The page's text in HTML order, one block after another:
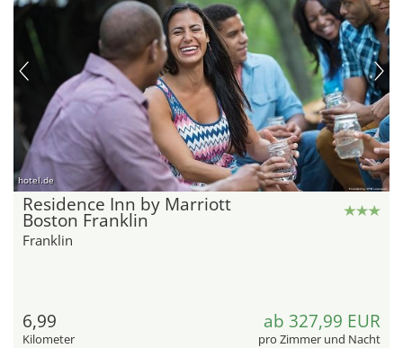
hotel.de
Residence Inn by Marriott
Boston Franklin
Franklin
6,99
Kilometer
ab 327,99 EUR
pro Zimmer und Nacht